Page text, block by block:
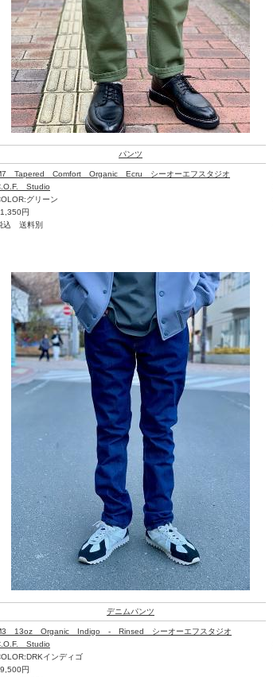
パンツ
Tapered Comfort Organic Ecru シーオーエフスタジオ
Studio
グリーン
円
込 送料別
デニムパンツ
13oz Organic Indigo - Rinsed シーオーエフスタジオ
Studio
インディゴ
円